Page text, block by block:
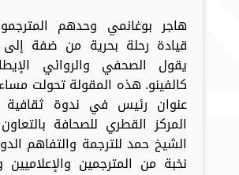
هاجر بوغانمي وحدهم
قيادة رحلة بحرية من ضفة
يقول الصحفي والروائي
كالفينو. هذه المقولة تحولت
عنوان رئيس في ندوة ثقافية
المركز القطري للصحافة
الشيخ حمد للترجمة والتفاهم
نخبة من المترجمين والإعلاميين